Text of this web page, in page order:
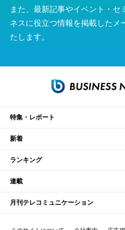
また、最新記事やイベント・セ
ネスに役立つ情報を掲載したメ
たします。
特集・レポート
新着
ランキング
連載
月刊テレコミュニケーション